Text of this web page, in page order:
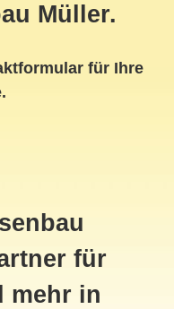
Müller.
für Ihre
für
mehr in